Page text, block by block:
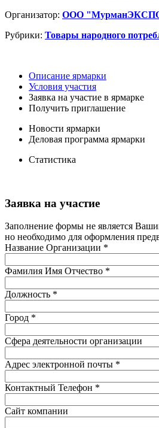
Организатор: ООО
Рубрики: Товары народного
Описание ярмарки
Условия участия
Заявка на участие в ярмарке
Получить приглашение
Новости ярмарки
Деловая программа ярмарки
Статистика
Заявка на участие
Заполнение формы не является
но необходимо для оформления
Название Организации *
Фамилия Имя Отчество *
Должность *
Город *
Сфера деятельности организации
Адрес электронной почты *
Контактный Телефон *
Сайт компании